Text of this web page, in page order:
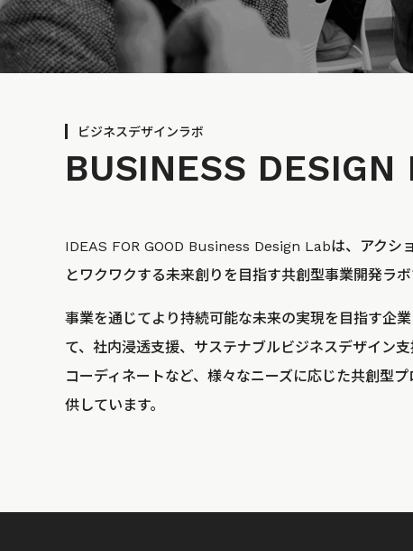
ビジネスデザインラボ
BUSINESS DESIGN
IDEAS FOR GOOD Business Design Labは、アクシ
とワクワクする未来創りを目指す共創型事業開発ラボ
事業を通じてより持続可能な未来の実現を目指す企
て、社内浸透支援、サステナブルビジネスデザイン
コーディネートなど、様々なニーズに応じた共創型
供しています。